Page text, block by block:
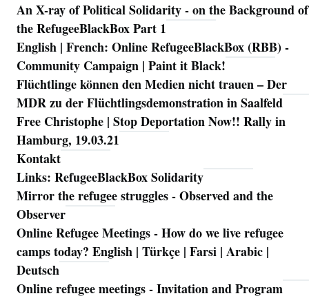
Navigation
An X-ray of Political Solidarity - on the Background of
the RefugeeBlackBox Part 1
English | French: Online RefugeeBlackBox (RBB) -
Community Campaign | Paint it Black!
Flüchtlinge können den Medien nicht trauen – Der
MDR zu der Flüchtlingsdemonstration in Saalfeld
Free Christophe | Stop Deportation Now!! Rally in
Hamburg, 19.03.21
Kontakt
Links: RefugeeBlackBox Solidarity
Mirror the refugee struggles - Observed and the
Observer
Online Refugee Meetings - How do we live refugee
camps today? English | Türkçe | Farsi | Arabic |
Deutsch
Online refugee meetings - Invitation and Program